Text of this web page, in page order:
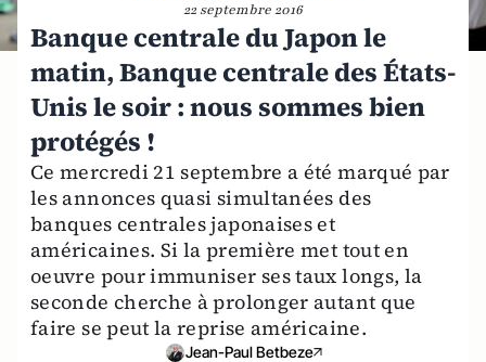
22 septembre 2016
Banque centrale du Japon le
matin, Banque centrale des États-
Unis le soir : nous sommes bien
protégés !
Ce mercredi 21 septembre a été marqué par
les annonces quasi simultanées des
banques centrales japonaises et
américaines. Si la première met tout en
oeuvre pour immuniser ses taux longs, la
seconde cherche à prolonger autant que
faire se peut la reprise américaine.
Jean-Paul Betbeze